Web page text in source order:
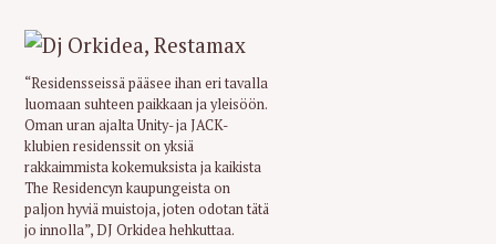
“Residensseissä pääsee ihan eri tavalla
luomaan suhteen paikkaan ja yleisöön.
Oman uran ajalta Unity- ja JACK-
klubien residenssit on yksiä
rakkaimmista kokemuksista ja kaikista
The Residencyn kaupungeista on
paljon hyviä muistoja, joten odotan tätä
jo innolla”, DJ Orkidea hehkuttaa.